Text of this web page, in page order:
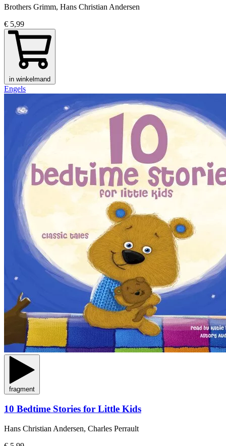
Brothers Grimm, Hans Christian Andersen
€ 5,99
in winkelmand
Engels
fragment
10 Bedtime Stories for Little Kids
Hans Christian Andersen, Charles Perrault